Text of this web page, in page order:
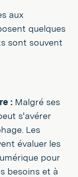
aux
quelques
sont souvent
: Malgré ses
s'avérer
Les
évaluer les
pour
besoins et à